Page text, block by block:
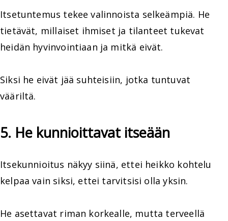
Itsetuntemus tekee valinnoista selkeämpiä. He
tietävät, millaiset ihmiset ja tilanteet tukevat
heidän hyvinvointiaan ja mitkä eivät.
Siksi he eivät jää suhteisiin, jotka tuntuvat
vääriltä.
5. He kunnioittavat itseään
Itsekunnioitus näkyy siinä, ettei heikko kohtelu
kelpaa vain siksi, ettei tarvitsisi olla yksin.
He asettavat riman korkealle, mutta terveellä